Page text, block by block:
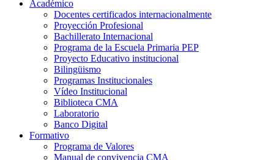
Académico
Docentes certificados internacionalmente
Proyección Profesional
Bachillerato Internacional
Programa de la Escuela Primaria PEP
Proyecto Educativo institucional
Bilingüismo
Programas Institucionales
Vídeo Institucional
Biblioteca CMA
Laboratorio
Banco Digital
Formativo
Programa de Valores
Manual de convivencia CMA